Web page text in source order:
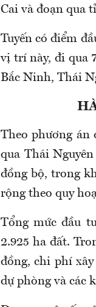
Cai và đoạn qua
Tuyến có điểm
vị trí này, đi qua
Bắc Ninh, Thái
Theo phương án
qua Thái
đồng bộ, trong
rộng theo quy
Tổng mức đầu
2.925 ha đất.
đồng, chi phí
dự phòng và các